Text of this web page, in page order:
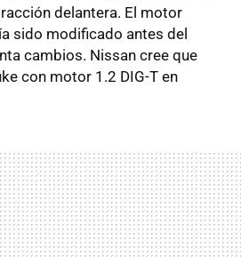
delantera. El motor
sido modificado antes del
cambios. Nissan cree que
con motor 1.2 DIG-T en